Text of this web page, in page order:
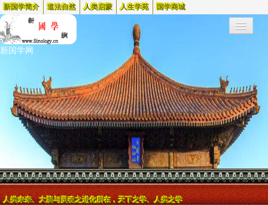
新国学简介 道法自然 人类启蒙 人生学苑 国学商城
新国学网
人类未来、大脑与灵魂之进化所在，天下之学、人类之学